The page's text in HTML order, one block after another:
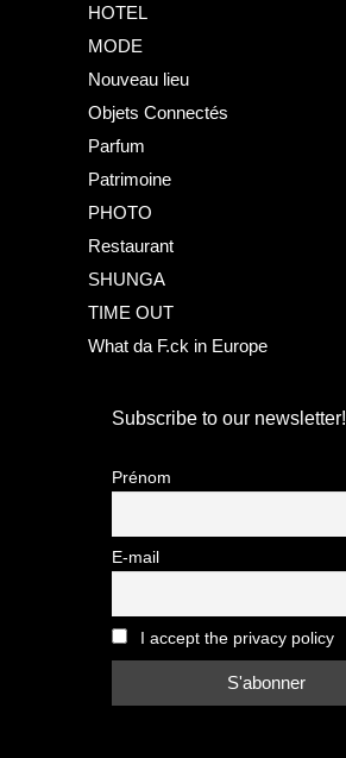
HOTEL
MODE
Nouveau lieu
Objets Connectés
Parfum
Patrimoine
PHOTO
Restaurant
SHUNGA
TIME OUT
What da F.ck in Europe
Subscribe to our newsletter!
Prénom
E-mail
I accept the privacy policy